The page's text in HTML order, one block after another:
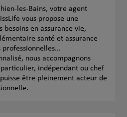
les-Bains, votre agent
vous propose une
besoins en assurance vie,
santé et assurance
professionnelles...
nous accompagnons
indépendant ou chef
être pleinement acteur de